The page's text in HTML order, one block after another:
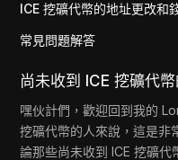
ICE 挖礦代幣的地址更改和
常見問題解答
尚未收到 ICE 挖礦代
嘿伙計們，歡迎回到我的
挖礦代幣的人來說，這是非
論那些尚未收到 ICE 挖礦